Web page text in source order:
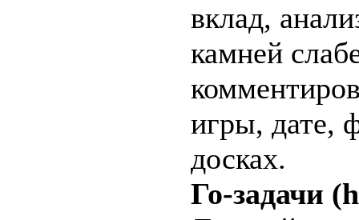
вклад,
камней
игры, дате,
досках.
Го-задачи